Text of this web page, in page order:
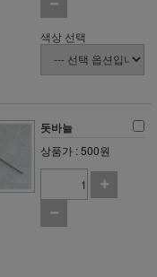
색상 선택
돗바늘
상품가 : 500원